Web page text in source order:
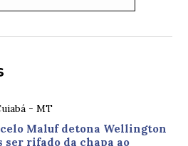
- MT
Maluf detona Wellington
ser rifado da chapa ao